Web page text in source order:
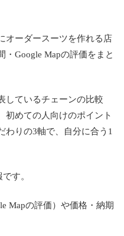
オーダースーツを作れる店
・Google Mapの評価をまと
しているチェーンの比較
初めての人向けのポイント
わりの3軸で、自分に合う1
す。
Mapの評価）や価格・納期